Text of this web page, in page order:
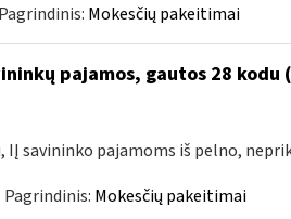
Pagrindinis: Mokesčių pakeitimai
pajamos, gautos 28 kodu
IĮ savininko pajamoms iš pelno,
Pagrindinis: Mokesčių pakeitimai